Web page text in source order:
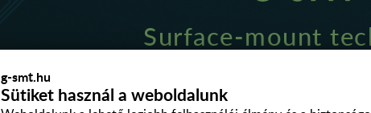
g-smt.hu
Sütiket használ a weboldalunk
Surface-mount